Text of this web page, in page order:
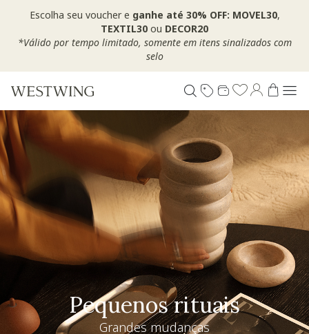
Escolha seu voucher e ganhe até 30% OFF: MOVEL30,
TEXTIL30 ou DECOR20
*Válido por tempo limitado, somente em itens sinalizados com
selo
Pequenos rituais
Grandes mudanças